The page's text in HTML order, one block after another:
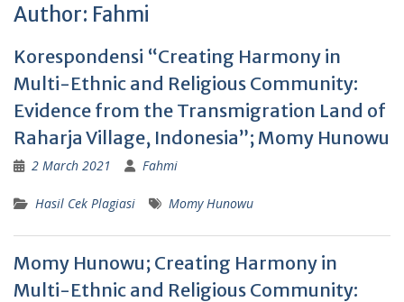
Author: Fahmi
Korespondensi “Creating Harmony in
Multi-Ethnic and Religious Community:
Evidence from the Transmigration Land of
Raharja Village, Indonesia”; Momy Hunowu
2 March 2021 Fahmi
Hasil Cek Plagiasi Momy Hunowu
Momy Hunowu; Creating Harmony in
Multi-Ethnic and Religious Community: